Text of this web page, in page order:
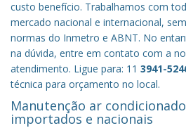
custo benefício. Trabalhamos com
mercado nacional e internacional,
normas do Inmetro e ABNT. No
na dúvida, entre em contato com a
atendimento. Ligue para: 11 3941-
técnica para orçamento no local.
Manutenção ar
importados e nacionais